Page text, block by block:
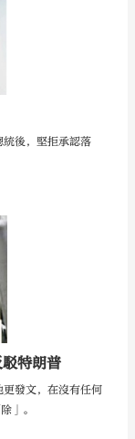
後，堅拒承認落
官員聯署反駁特朗普
發文，在沒有任何
」。